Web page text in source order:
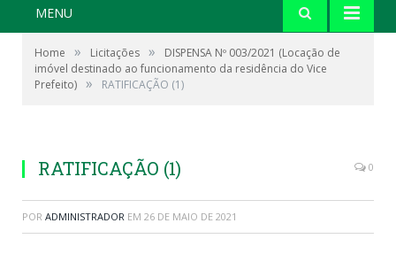
MENU
Home » Licitações »
DISPENSA Nº 003/2021 (Locação de
imóvel destinado ao funcionamento da residência do Vice
Prefeito) » RATIFICAÇÃO (1)
RATIFICAÇÃO (1) 0
POR ADMINISTRADOR EM 26 DE MAIO DE 2021